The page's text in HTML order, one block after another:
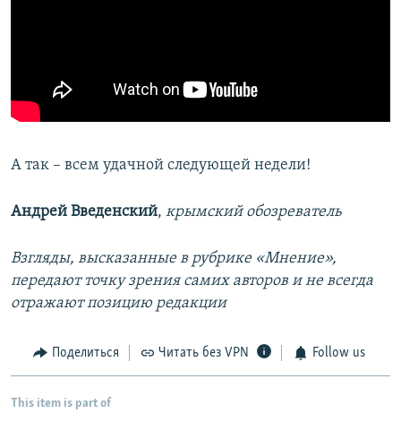
А так – всем удачной следующей недели!
Андрей Введенский, крымский обозреватель
Взгляды, высказанные в рубрике «Мнение»,
передают точку зрения самих авторов и не всегда
отражают позицию редакции
Поделиться Читать без VPN Follow us
This item is part of